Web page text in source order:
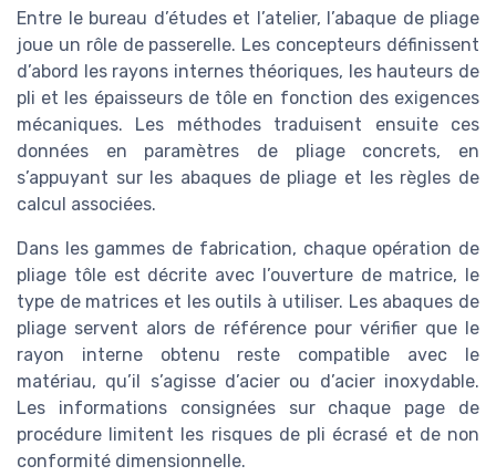
Entre le bureau d’études et l’atelier, l’abaque de pliage
joue un rôle de passerelle. Les concepteurs définissent
d’abord les rayons internes théoriques, les hauteurs de
pli et les épaisseurs de tôle en fonction des exigences
mécaniques. Les méthodes traduisent ensuite ces
données en paramètres de pliage concrets, en
s’appuyant sur les abaques de pliage et les règles de
calcul associées.
Dans les gammes de fabrication, chaque opération de
pliage tôle est décrite avec l’ouverture de matrice, le
type de matrices et les outils à utiliser. Les abaques de
pliage servent alors de référence pour vérifier que le
rayon interne obtenu reste compatible avec le
matériau, qu’il s’agisse d’acier ou d’acier inoxydable.
Les informations consignées sur chaque page de
procédure limitent les risques de pli écrasé et de non
conformité dimensionnelle.